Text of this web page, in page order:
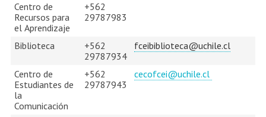
Centro de
Recursos para
el Aprendizaje
+562
29787983
Biblioteca
+562
29787934
fceibiblioteca@uchile.cl
Centro de
Estudiantes de
la
Comunicación
+562
29787943
cecofcei@uchile.cl